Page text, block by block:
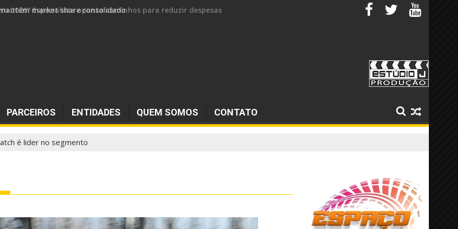
market share consolidado
PARCEIROS ENTIDADES QUEM SOMOS CONTATO
é lider no segmento